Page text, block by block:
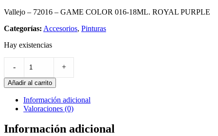
Vallejo – 72016 – GAME COLOR 016-18ML. ROYAL PURPLE
Categorías: Accesorios, Pinturas
Hay existencias
Vallejo
-
GAME
016-
- +
Añadir al carrito
Información adicional
Valoraciones (0)
Información adicional